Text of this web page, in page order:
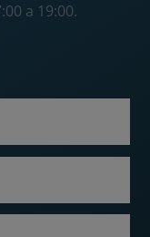
a 19:00.